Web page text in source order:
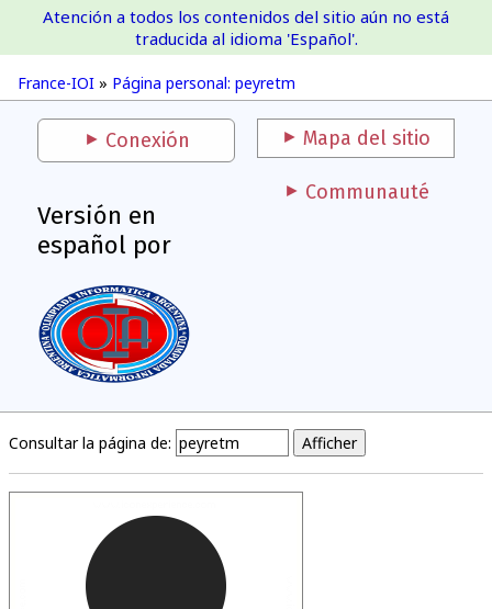
France-IOI
France-IOI » Página personal: peyretm
Atención a todos los contenidos del sitio aún no está
traducida al idioma 'Español'.
Conexión Mapa del sitio
Versión en
español por
Communauté
Consultar la página de: